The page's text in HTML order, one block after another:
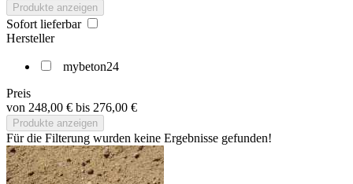
Produkte anzeigen
Sofort lieferbar
Hersteller
mybeton24
Preis
von 248,00 € bis 276,00 €
Produkte anzeigen
Für die Filterung wurden keine Ergebnisse gefunden!